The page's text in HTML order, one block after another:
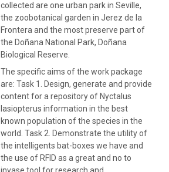
collected are one urban park in Seville,
the zoobotanical garden in Jerez de la
Frontera and the most preserve part of
the Doñana National Park, Doñana
Biological Reserve.
The specific aims of the work package
are: Task 1. Design, generate and provide
content for a repository of Nyctalus
lasiopterus information in the best
known population of the species in the
world. Task 2. Demonstrate the utility of
the intelligents bat-boxes we have and
the use of RFID as a great and no to